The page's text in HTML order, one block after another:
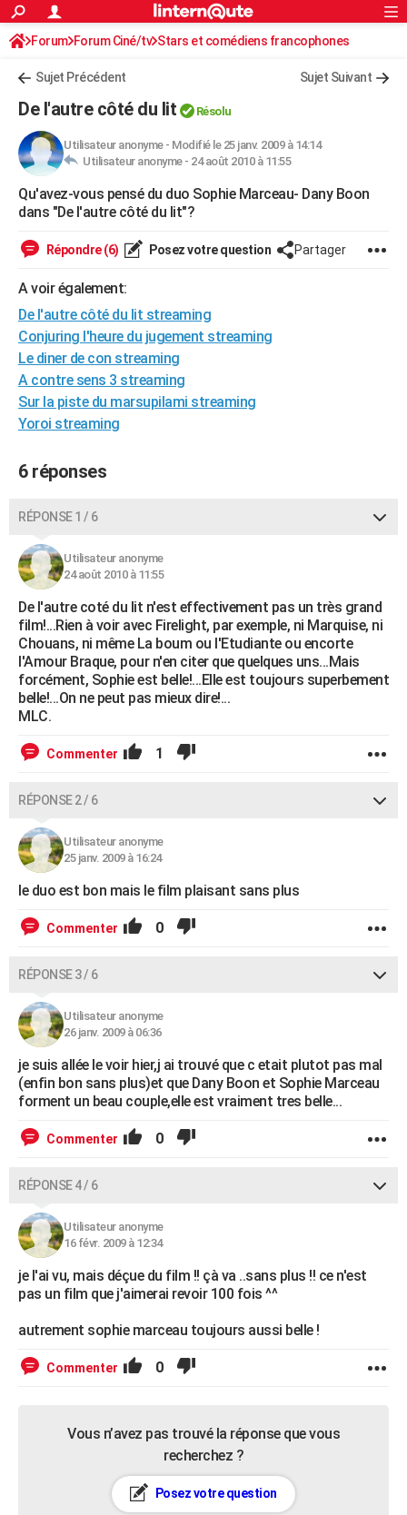
ACTUALITÉS
Politique
Société
Faits Divers
Education
Monde
Villes
+
FINANCE
Retraite
Impôts
Epargne
Immobilier
Risques naturels par ville
Banque
Assurance
Crédit
AUTO
Essais
Réserver un essai
Citadines
Berlines
SUV
Forum auto
+HIGH-TECH
Mobiles
Meilleur smartphone
Internet
Ordinateurs
Jeux vidéo
Guide high-tech
BRICOLAGE
WEEK-END
Guides de France
Escapades
Patrimoine
Expositions
Musées
Week-end nature
+LIFESTYLE
Art de vivre
Bien-être
Loisirs
ModeModes de vie
SANTE
Alimentation
Guide de la santé
Maladies
Médicaments
Sommeil
Destinations
City break
Voyage nature
Voyage de noces
Forum
Climat
+PHOTO
GUIDES D'ACHAT
Carte de Noël
Carte Bonne année
Carte Saint-Valentin
Carte Pâques
Carte d'anniversaire
DICTIONNAIRE
Dictionnaire
Biographies
Citations
Expressions
Proverbes
PROGRAMME TV
COPAINS D'AVANT
S'inscrire
Se connecter
Lycées
Collèges
Primaires
Universités
Entreprises
Service militaire
Avis de recherche
AVIS DE DÉCÈS
FORUM
Bricolage
Lifestyle
Culture
Sport
Auto
Television
Voyage
Cinema
Rechercher
S'inscrire
Connexion
Forum Forum Ciné/tv Stars et comédiens francophones
Sujet Précédent Sujet Suivant
De l'autre côté du lit Résolu
Utilisateur anonyme- Modifié le 25 janv. 2009 à 14:14
Utilisateur anonyme - 24 août 2010 à 11:55
Qu'avez-vous pensé du duo Sophie Marceau- Dany Boon
dans "De l'autre côté du lit"?
Répondre (6) Posez votre question Partager
A voir également:
De l'autre côté du lit streaming
Conjuring l'heure du jugement streaming
Le diner de con streaming
A contre sens 3 streaming
Sur la piste du marsupilami streaming
Yoroi streaming
6 réponses
RÉPONSE 1 / 6
Utilisateur anonyme
24 août 2010 à 11:55
De l'autre coté du lit n'est effectivement pas un très grand
film!...Rien à voir avec Firelight, par exemple, ni Marquise, ni
Chouans, ni même La boum ou l'Etudiante ou encorte
l'Amour Braque, pour n'en citer que quelques uns...Mais
forcément, Sophie est belle!...Elle est toujours superbement
belle!...On ne peut pas mieux dire!...
MLC.
Commenter 1
RÉPONSE 2 / 6
Utilisateur anonyme
25 janv. 2009 à 16:24
le duo est bon mais le film plaisant sans plus
Commenter 0
RÉPONSE 3 / 6
Utilisateur anonyme
26 janv. 2009 à 06:36
je suis allée le voir hier,j ai trouvé que c etait plutot pas mal
(enfin bon sans plus)et que Dany Boon et Sophie Marceau
forment un beau couple,elle est vraiment tres belle...
Commenter 0
RÉPONSE 4 / 6
Utilisateur anonyme
16 févr. 2009 à 12:34
je l'ai vu, mais déçue du film !! çà va ..sans plus !! ce n'est
pas un film que j'aimerai revoir 100 fois ^^
autrement sophie marceau toujours aussi belle !
Commenter 0
Vous n’avez pas trouvé la réponse que vous
recherchez ?
Posez votre question